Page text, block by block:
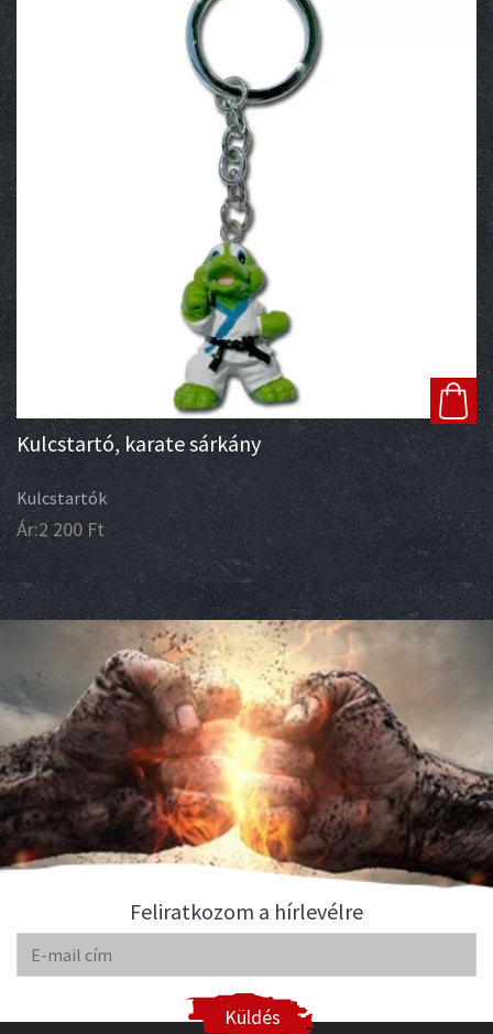
Kulcstartó, karate sárkány
Kulcstartók
Ár:2 200 Ft
Feliratkozom a hírlevélre
Küldés